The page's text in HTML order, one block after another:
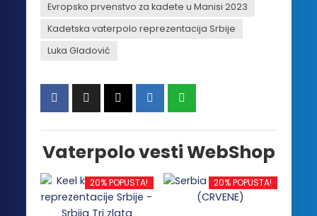
Evropsko prvenstvo za kadete u Manisi 2023
Kadetska vaterpolo reprezentacija Srbije
Luka Gladović
Vaterpolo vesti WebShop
20% POPUSTA! 20% POPUSTA!